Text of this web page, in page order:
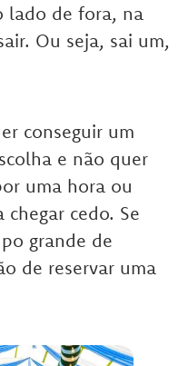
lado de fora, na
Ou seja, sai um,
conseguir um
e não quer
uma hora ou
cedo. Se
grande de
de reservar uma